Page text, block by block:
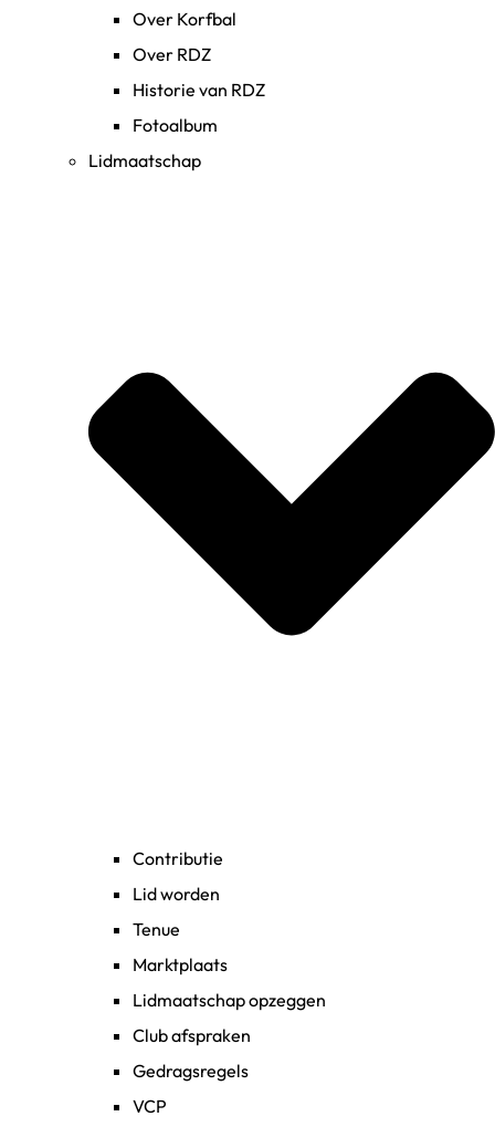
Over Korfbal
Over RDZ
Historie van RDZ
Fotoalbum
Lidmaatschap
Contributie
Lid worden
Tenue
Marktplaats
Lidmaatschap opzeggen
Club afspraken
Gedragsregels
VCP